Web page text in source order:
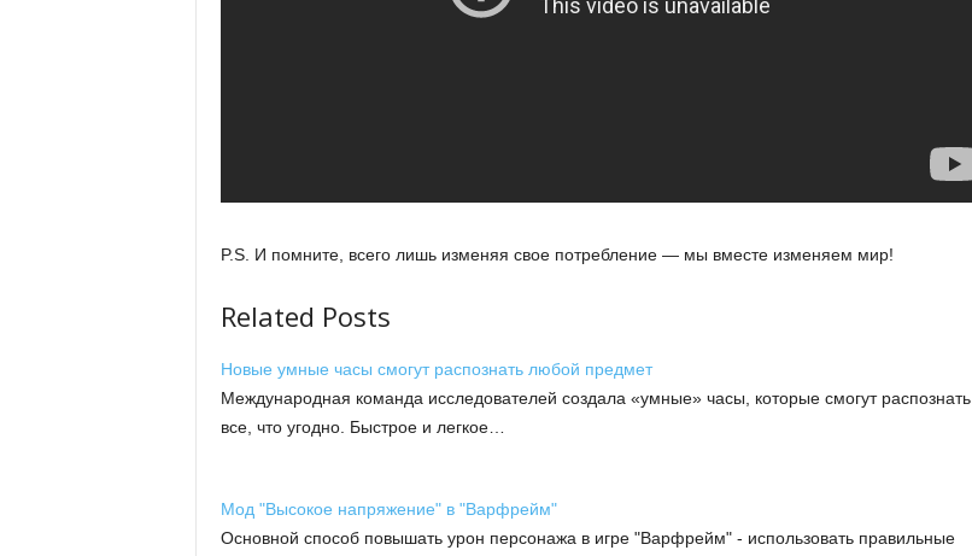
P.S. И помните, всего лишь изменяя свое потребление — мы вместе изменяем мир!
Related Posts
Новые умные часы смогут распознать любой предмет
Международная команда исследователей создала «умные» часы, которые смогут распознать
все, что угодно. Быстрое и легкое…
Мод "Высокое напряжение" в "Варфрейм"
Основной способ повышать урон персонажа в игре "Варфрейм" - использовать правильные